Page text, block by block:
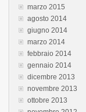
marzo 2015
agosto 2014
giugno 2014
marzo 2014
febbraio 2014
gennaio 2014
dicembre 2013
novembre 2013
ottobre 2013